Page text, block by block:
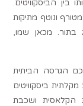
בין הביסקוויטים.
ונוטף מתיקות
בתור. מכאן שמו,
הגרסה הביתית
ביסקוויטים
הקלאסית ושכבת